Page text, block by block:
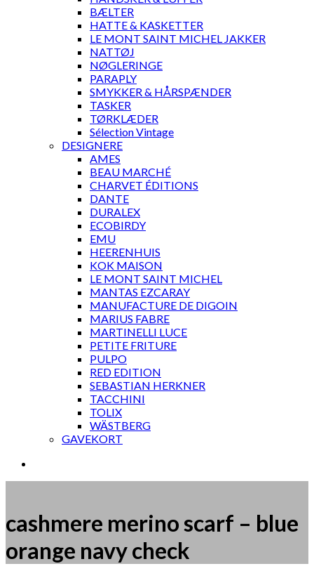
BÆLTER
HATTE & KASKETTER
LE MONT SAINT MICHEL JAKKER
NATTØJ
NØGLERINGE
PARAPLY
SMYKKER & HÅRSPÆNDER
TASKER
TØRKLÆDER
Sélection Vintage
DESIGNERE
AMES
BEAU MARCHÉ
CHARVET ÉDITIONS
DANTE
DURALEX
ECOBIRDY
EMU
HEERENHUIS
KOK MAISON
LE MONT SAINT MICHEL
MANTAS EZCARAY
MANUFACTURE DE DIGOIN
MARIUS FABRE
MARTINELLI LUCE
PETITE FRITURE
PULPO
RED EDITION
SEBASTIAN HERKNER
TACCHINI
TOLIX
WÄSTBERG
GAVEKORT
cashmere merino scarf – blue
orange navy check